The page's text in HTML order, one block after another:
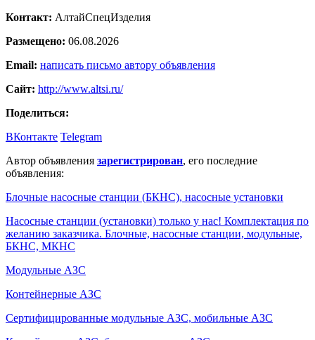
Контакт: АлтайСпецИзделия
Размещено: 06.08.2026
Email: написать письмо автору объявления
Сайт: http://www.altsi.ru/
Поделиться:
ВКонтакте Telegram
Автор объявления зарегистрирован, его последние
объявления:
Блочные насосные станции (БКНС), насосные установки
Насосные станции (установки) только у нас! Комплектация по
желанию заказчика. Блочные, насосные станции, модульные,
БКНС, МКНС
Модульные АЗС
Контейнерные АЗС
Сертифицированные модульные АЗС, мобильные АЗС